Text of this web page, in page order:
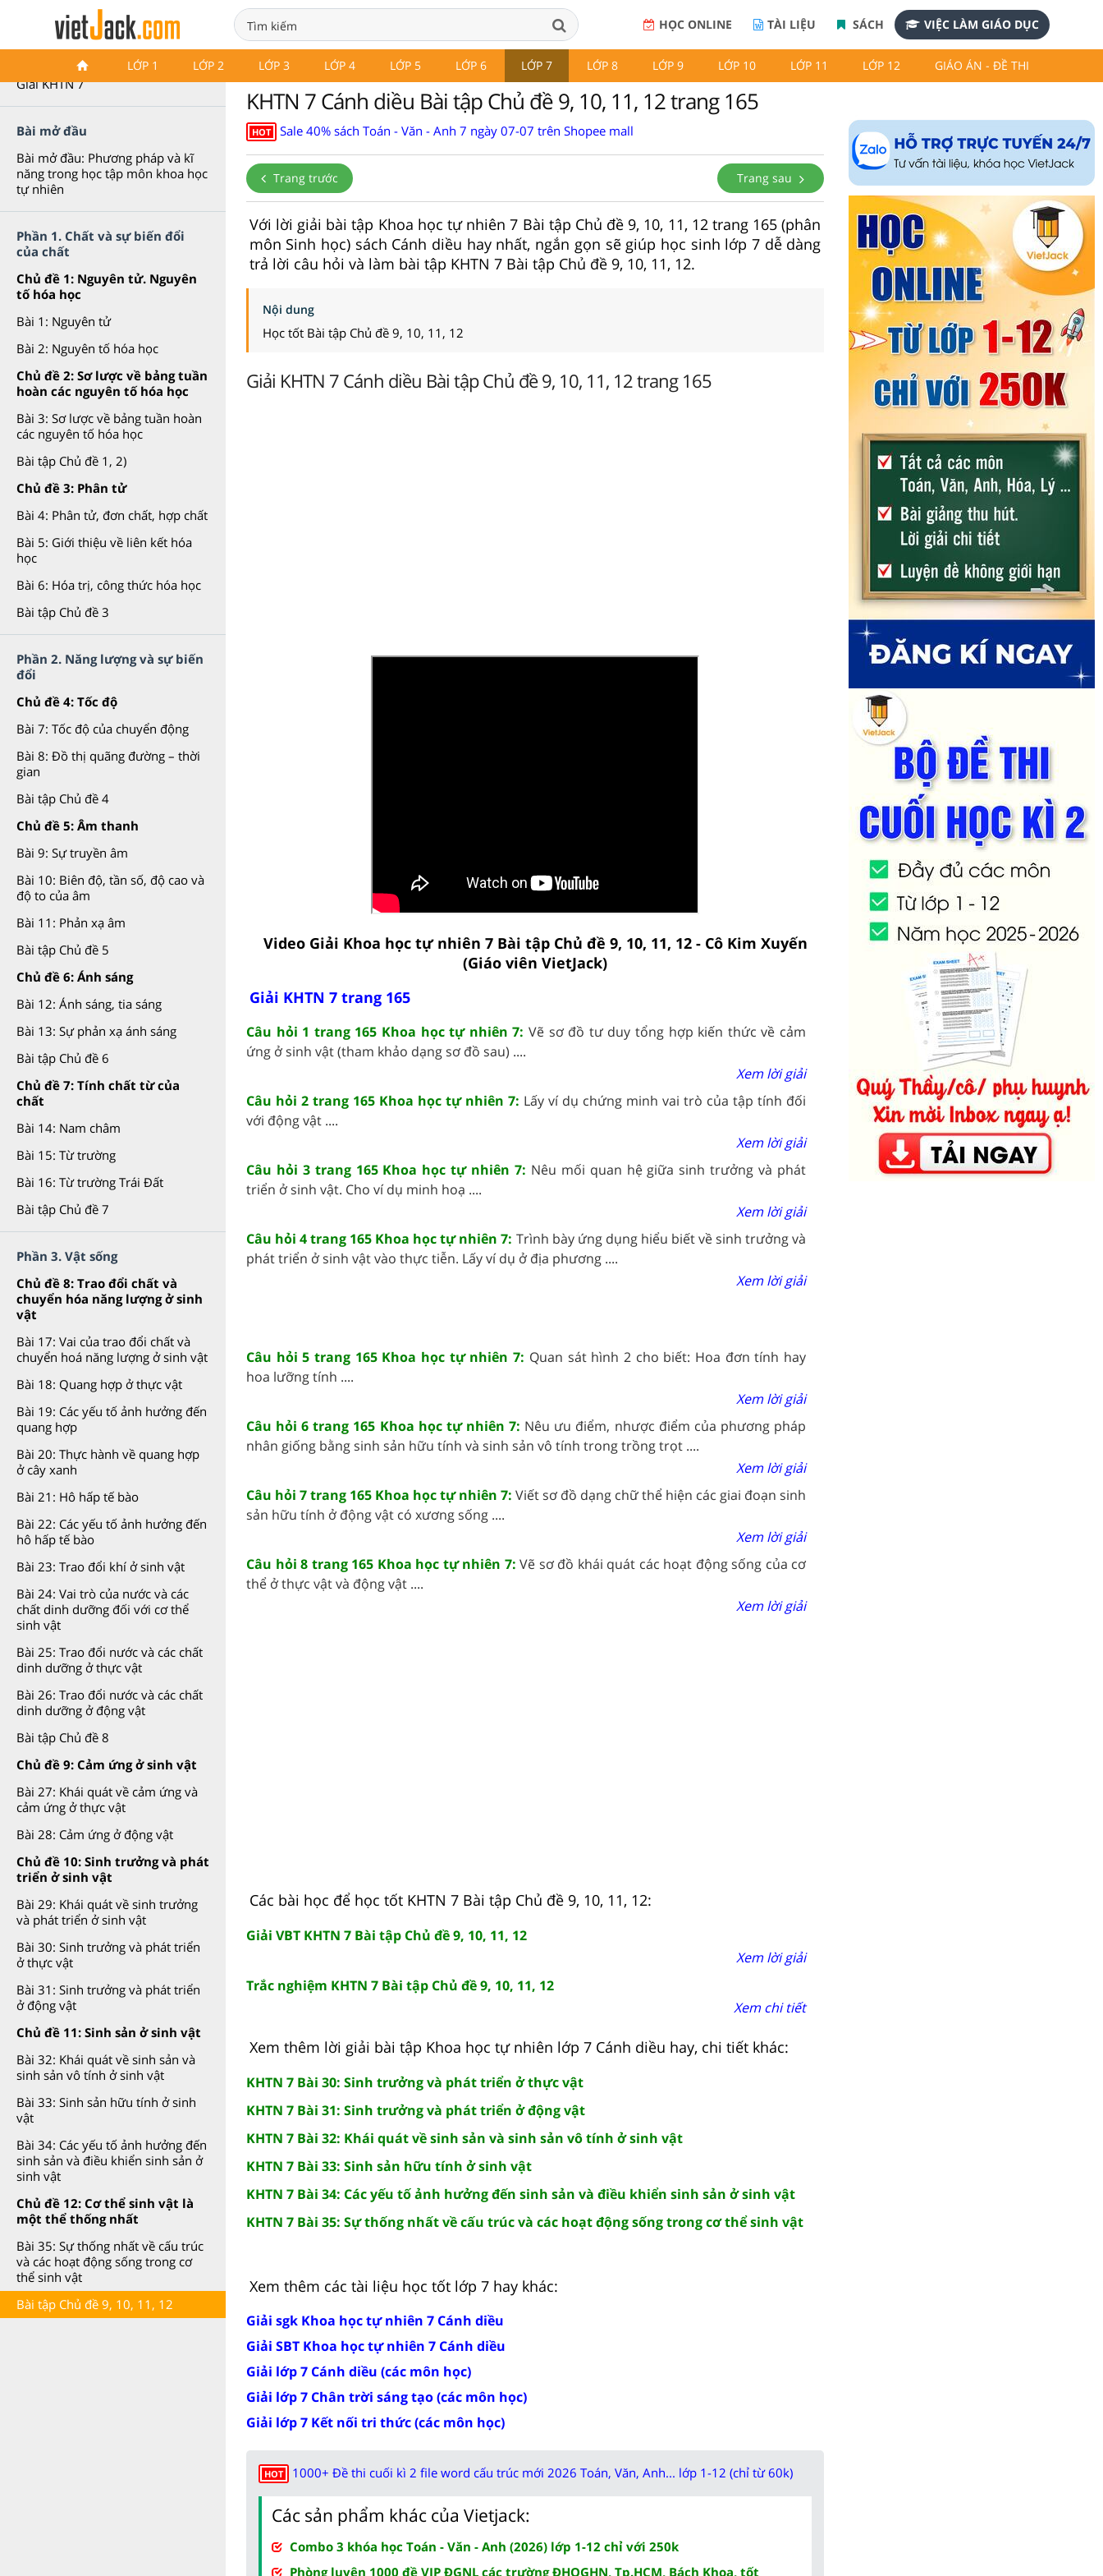
HỌC ONLINE TÀI LIỆU SÁCH VIỆC LÀM GIÁO DỤC
LỚP 1 LỚP 2 LỚP 3 LỚP 4 LỚP 5 LỚP 6 LỚP 7 LỚP 8 LỚP 9 LỚP 10 LỚP 11 LỚP 12 GIÁO ÁN - ĐỀ THI
Khoa học tự nhiên 7 Cánh diều
Giải KHTN 7
Bài mở đầu
Bài mở đầu: Phương pháp và kĩ
năng trong học tập môn khoa học
tự nhiên
Phần 1. Chất và sự biến đổi
của chất
Chủ đề 1: Nguyên tử. Nguyên
tố hóa học
Bài 1: Nguyên tử
Bài 2: Nguyên tố hóa học
Chủ đề 2: Sơ lược về bảng tuần
hoàn các nguyên tố hóa học
Bài 3: Sơ lược về bảng tuần hoàn
các nguyên tố hóa học
Bài tập Chủ đề 1, 2)
Chủ đề 3: Phân tử
Bài 4: Phân tử, đơn chất, hợp chất
Bài 5: Giới thiệu về liên kết hóa
học
Bài 6: Hóa trị, công thức hóa học
Bài tập Chủ đề 3
Phần 2. Năng lượng và sự biến
đổi
Chủ đề 4: Tốc độ
Bài 7: Tốc độ của chuyển động
Bài 8: Đồ thị quãng đường – thời
gian
Bài tập Chủ đề 4
Chủ đề 5: Âm thanh
Bài 9: Sự truyền âm
Bài 10: Biên độ, tần số, độ cao và
độ to của âm
Bài 11: Phản xạ âm
Bài tập Chủ đề 5
Chủ đề 6: Ánh sáng
Bài 12: Ánh sáng, tia sáng
Bài 13: Sự phản xạ ánh sáng
Bài tập Chủ đề 6
Chủ đề 7: Tính chất từ của
chất
Bài 14: Nam châm
Bài 15: Từ trường
Bài 16: Từ trường Trái Đất
Bài tập Chủ đề 7
Phần 3. Vật sống
Chủ đề 8: Trao đổi chất và
chuyển hóa năng lượng ở sinh
vật
Bài 17: Vai của trao đổi chất và
chuyển hoá năng lượng ở sinh vật
Bài 18: Quang hợp ở thực vật
Bài 19: Các yếu tố ảnh hưởng đến
quang hợp
Bài 20: Thực hành về quang hợp
ở cây xanh
Bài 21: Hô hấp tế bào
Bài 22: Các yếu tố ảnh hưởng đến
hô hấp tế bào
Bài 23: Trao đổi khí ở sinh vật
Bài 24: Vai trò của nước và các
chất dinh dưỡng đối với cơ thể
sinh vật
Bài 25: Trao đổi nước và các chất
dinh dưỡng ở thực vật
Bài 26: Trao đổi nước và các chất
dinh dưỡng ở động vật
Bài tập Chủ đề 8
Chủ đề 9: Cảm ứng ở sinh vật
Bài 27: Khái quát về cảm ứng và
cảm ứng ở thực vật
Bài 28: Cảm ứng ở động vật
Chủ đề 10: Sinh trưởng và phát
triển ở sinh vật
Bài 29: Khái quát về sinh trưởng
và phát triển ở sinh vật
Bài 30: Sinh trưởng và phát triển
ở thực vật
Bài 31: Sinh trưởng và phát triển
ở động vật
Chủ đề 11: Sinh sản ở sinh vật
Bài 32: Khái quát về sinh sản và
sinh sản vô tính ở sinh vật
Bài 33: Sinh sản hữu tính ở sinh
vật
Bài 34: Các yếu tố ảnh hưởng đến
sinh sản và điều khiển sinh sản ở
sinh vật
Chủ đề 12: Cơ thể sinh vật là
một thể thống nhất
Bài 35: Sự thống nhất về cấu trúc
và các hoạt động sống trong cơ
thể sinh vật
Bài tập Chủ đề 9, 10, 11, 12
KHTN 7 Cánh diều Bài tập Chủ đề 9, 10, 11, 12 trang 165
HOT Sale 40% sách Toán - Văn - Anh 7 ngày 07-07 trên Shopee mall
Trang trước Trang sau
Với lời giải bài tập Khoa học tự nhiên 7 Bài tập Chủ đề 9, 10, 11, 12 trang 165 (phân
môn Sinh học) sách Cánh diều hay nhất, ngắn gọn sẽ giúp học sinh lớp 7 dễ dàng
trả lời câu hỏi và làm bài tập KHTN 7 Bài tập Chủ đề 9, 10, 11, 12.
Nội dung
Học tốt Bài tập Chủ đề 9, 10, 11, 12
Giải KHTN 7 Cánh diều Bài tập Chủ đề 9, 10, 11, 12 trang 165
Video Giải Khoa học tự nhiên 7 Bài tập Chủ đề 9, 10, 11, 12 - Cô Kim Xuyến
(Giáo viên VietJack)
Giải KHTN 7 trang 165
Câu hỏi 1 trang 165 Khoa học tự nhiên 7: Vẽ sơ đồ tư duy tổng hợp kiến thức về cảm
ứng ở sinh vật (tham khảo dạng sơ đồ sau) ....
Xem lời giải
Câu hỏi 2 trang 165 Khoa học tự nhiên 7: Lấy ví dụ chứng minh vai trò của tập tính đối
với động vật ....
Xem lời giải
Câu hỏi 3 trang 165 Khoa học tự nhiên 7: Nêu mối quan hệ giữa sinh trưởng và phát
triển ở sinh vật. Cho ví dụ minh hoạ ....
Xem lời giải
Câu hỏi 4 trang 165 Khoa học tự nhiên 7: Trình bày ứng dụng hiểu biết về sinh trưởng và
phát triển ở sinh vật vào thực tiễn. Lấy ví dụ ở địa phương ....
Xem lời giải
Câu hỏi 5 trang 165 Khoa học tự nhiên 7: Quan sát hình 2 cho biết: Hoa đơn tính hay
hoa lưỡng tính ....
Xem lời giải
Câu hỏi 6 trang 165 Khoa học tự nhiên 7: Nêu ưu điểm, nhược điểm của phương pháp
nhân giống bằng sinh sản hữu tính và sinh sản vô tính trong trồng trọt ....
Xem lời giải
Câu hỏi 7 trang 165 Khoa học tự nhiên 7: Viết sơ đồ dạng chữ thể hiện các giai đoạn sinh
sản hữu tính ở động vật có xương sống ....
Xem lời giải
Câu hỏi 8 trang 165 Khoa học tự nhiên 7: Vẽ sơ đồ khái quát các hoạt động sống của cơ
thể ở thực vật và động vật ....
Xem lời giải
Các bài học để học tốt KHTN 7 Bài tập Chủ đề 9, 10, 11, 12:
Giải VBT KHTN 7 Bài tập Chủ đề 9, 10, 11, 12
Xem lời giải
Trắc nghiệm KHTN 7 Bài tập Chủ đề 9, 10, 11, 12
Xem chi tiết
Xem thêm lời giải bài tập Khoa học tự nhiên lớp 7 Cánh diều hay, chi tiết khác:
KHTN 7 Bài 30: Sinh trưởng và phát triển ở thực vật
KHTN 7 Bài 31: Sinh trưởng và phát triển ở động vật
KHTN 7 Bài 32: Khái quát về sinh sản và sinh sản vô tính ở sinh vật
KHTN 7 Bài 33: Sinh sản hữu tính ở sinh vật
KHTN 7 Bài 34: Các yếu tố ảnh hưởng đến sinh sản và điều khiển sinh sản ở sinh vật
KHTN 7 Bài 35: Sự thống nhất về cấu trúc và các hoạt động sống trong cơ thể sinh vật
Xem thêm các tài liệu học tốt lớp 7 hay khác:
Giải sgk Khoa học tự nhiên 7 Cánh diều
Giải SBT Khoa học tự nhiên 7 Cánh diều
Giải lớp 7 Cánh diều (các môn học)
Giải lớp 7 Chân trời sáng tạo (các môn học)
Giải lớp 7 Kết nối tri thức (các môn học)
HOT 1000+ Đề thi cuối kì 2 file word cấu trúc mới 2026 Toán, Văn, Anh... lớp 1-12 (chỉ từ 60k)
Các sản phẩm khác của Vietjack:
Combo 3 khóa học Toán - Văn - Anh (2026) lớp 1-12 chỉ với 250k
Phòng luyện 1000 đề VIP ĐGNL các trường ĐHQGHN, Tp.HCM, Bách Khoa, tốt